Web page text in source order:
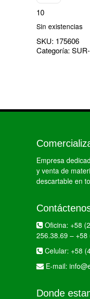
10
Sin existencias
SKU: 175606
Categoría:
Empresa
y venta de
descartable en
Oficina: +58
256.38.69 – +58
Celular: +58
E-mail:
Donde